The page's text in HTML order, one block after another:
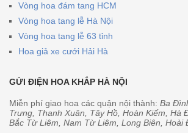
Vòng hoa đám tang HCM
Vòng hoa tang lễ Hà Nội
Vòng hoa tang lễ 63 tỉnh
Hoa giả xe cưới Hải Hà
GỬI ĐIỆN HOA KHẮP HÀ NỘI
Miễn phí giao hoa các quận nội thành: Ba
Trưng, Thanh Xuân, Tây Hồ, Hoàn Kiếm, Hà
Bắc Từ Liêm, Nam Từ Liêm, Long Biên,